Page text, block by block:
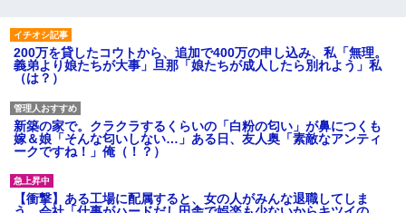
200万を貸したコウトから、追加で400万の申し込み、私「無理。
義弟より娘たちが大事」旦那「娘たちが成人したら別れよう」私
（は？）
新築の家で。クラクラするくらいの「白粉の匂い」が鼻につくも
嫁＆娘「そんな匂いしない…」ある日、友人奥「素敵なアンティ
ークですね！」俺（！？）
【衝撃】ある工場に配属すると、女の人がみんな退職してしま